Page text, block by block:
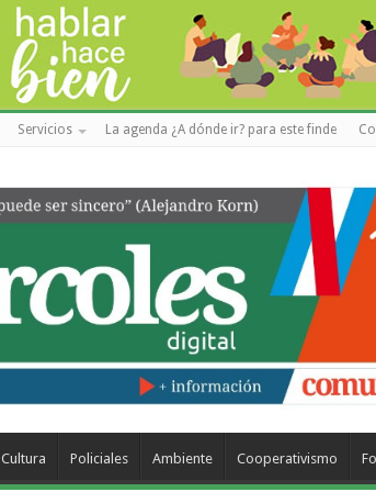
Servicios La agenda ¿A dónde ir? para este finde
Cultura Policiales Ambiente Cooperativismo